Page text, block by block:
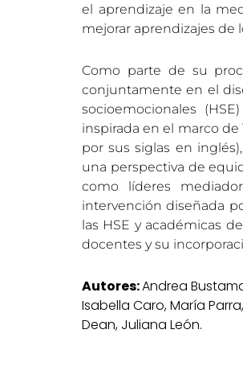
el aprendizaje en la
mejorar aprendizajes de
Como parte de su
conjuntamente en el
socioemocionales
inspirada en el marco de
por sus siglas en
una perspectiva de
como líderes
intervención diseñada
las HSE y académicas
docentes y su
Autores:Andrea
Isabella Caro, María
Dean, Juliana León.